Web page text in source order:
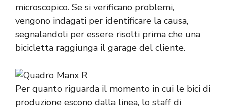
microscopico. Se si verificano problemi,
vengono indagati per identificare la causa,
segnalandoli per essere risolti prima che una
bicicletta raggiunga il garage del cliente.
Per quanto riguarda il momento in cui le bici di
produzione escono dalla linea, lo staff di